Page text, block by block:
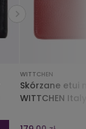
WITTCHEN
Skórzane etui
WITTCHEN